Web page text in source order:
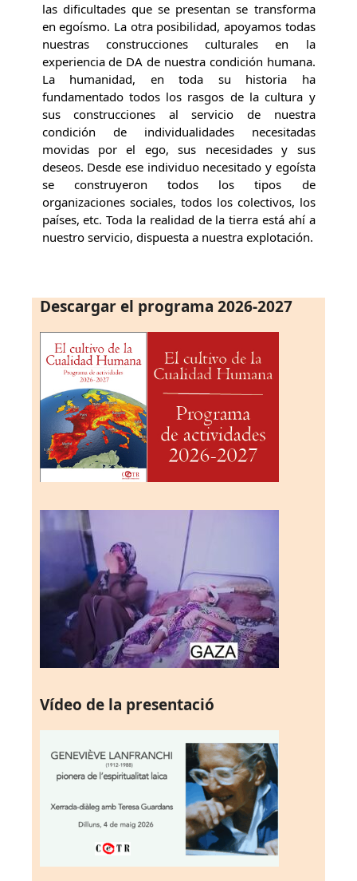
las dificultades que se presentan se transforma
en egoísmo. La otra posibilidad, apoyamos todas
nuestras construcciones culturales en la
experiencia de DA de nuestra condición humana.
La humanidad, en toda su historia ha
fundamentado todos los rasgos de la cultura y
sus construcciones al servicio de nuestra
condición de individualidades necesitadas
movidas por el ego, sus necesidades y sus
deseos. Desde ese individuo necesitado y egoísta
se construyeron todos los tipos de
organizaciones sociales, todos los colectivos, los
países, etc. Toda la realidad de la tierra está ahí a
nuestro servicio, dispuesta a nuestra explotación.
Descargar el programa 2026-2027
Vídeo de la presentació